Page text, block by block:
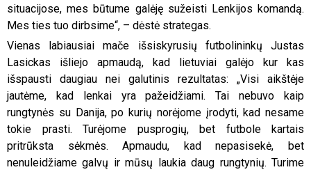
situacijose, mes būtume galėję sužeisti Lenkijos komandą.
Mes ties tuo dirbsime“, – dėstė strategas.
Vienas labiausiai mače išsiskyrusių futbolininkų Justas
Lasickas išliejo apmaudą, kad lietuviai galėjo kur kas
išspausti daugiau nei galutinis rezultatas: „Visi aikštėje
jautėme, kad lenkai yra pažeidžiami. Tai nebuvo kaip
rungtynės su Danija, po kurių norėjome įrodyti, kad nesame
tokie prasti. Turėjome pusprogių, bet futbole kartais
pritrūksta sėkmės. Apmaudu, kad nepasisekė, bet
nenuleidžiame galvų ir mūsų laukia daug rungtynių. Turime